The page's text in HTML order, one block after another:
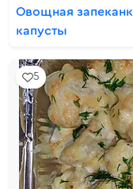
Овощная
капусты
5